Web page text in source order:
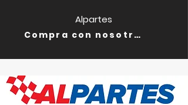
Alpartes
Compra con nosotros